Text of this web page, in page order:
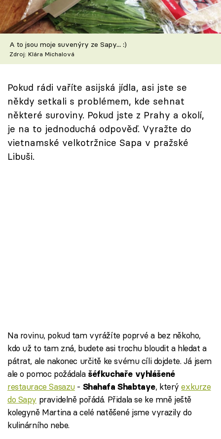
Škola vaření
Recepty z TV
Speciál: Cuketa
Těhotnej kuchař
Sledujte prima+
Přihlášení
A to jsou moje suvenýry ze Sapy... :)
Zdroj: Klára Michalová
Pokud rádi vaříte asijská jídla, asi jste se
někdy setkali s problémem, kde sehnat
některé suroviny. Pokud jste z Prahy a okolí,
je na to jednoduchá odpověď. Vyražte do
vietnamské velkotržnice Sapa v pražské
Libuši.
Na rovinu, pokud tam vyrážíte poprvé a bez někoho,
kdo už to tam zná, budete asi trochu bloudit a hledat a
pátrat, ale nakonec určitě ke svému cíli dojdete. Já jsem
ale o pomoc požádala šéfkuchaře vyhlášené
restaurace Sasazu- Shahafa Shabtaye, kterýexkurze
do Sapy pravidelně pořádá. Přidala se ke mně ještě
kolegyně Martina a celé natěšené jsme vyrazily do
kulinárního nebe.